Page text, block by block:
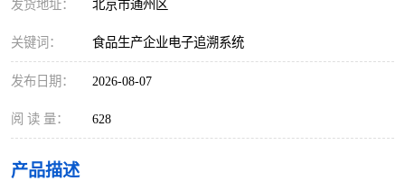
发货地址： 北京市通州区
关键词： 食品生产企业电子追溯系统
发布日期： 2026-08-07
阅 读 量： 628
产品描述